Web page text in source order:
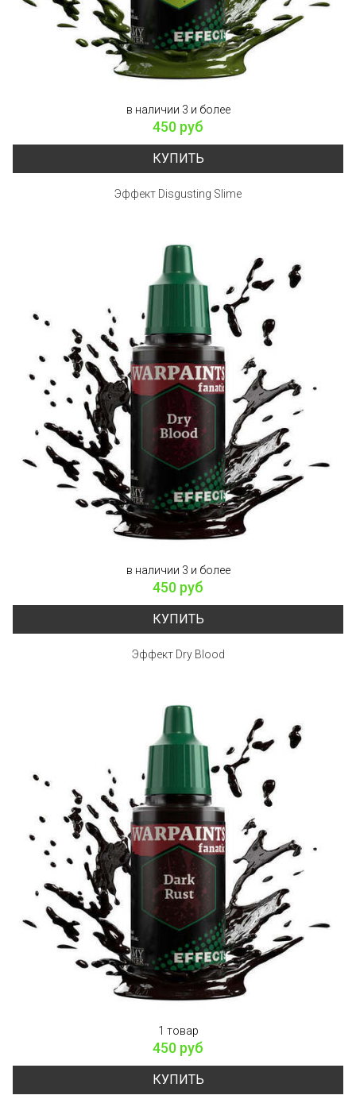
в наличии 3 и более
450 руб
КУПИТЬ
Эффект Disgusting Slime
в наличии 3 и более
450 руб
КУПИТЬ
Эффект Dry Blood
1 товар
450 руб
КУПИТЬ